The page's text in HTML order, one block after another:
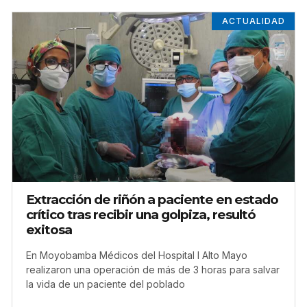
ACTUALIDAD
Extracción de riñón a paciente en estado
crítico tras recibir una golpiza, resultó
exitosa
En Moyobamba Médicos del Hospital I Alto Mayo
realizaron una operación de más de 3 horas para salvar
la vida de un paciente del poblado